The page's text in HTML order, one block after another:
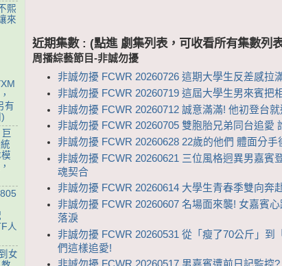
近期集數 : (點進 劇集列表，可收看所有集數列
周播綜藝節目-非誠勿擾
非誠勿擾 FCWR 20260726 這期大學生反差感拉
非誠勿擾 FCWR 20260719 這屆大學生男來賓把
非誠勿擾 FCWR 20260712 誠意滿滿! 他初登台
非誠勿擾 FCWR 20260705 雙胞胎兄弟同台追愛
非誠勿擾 FCWR 20260628 22歲的他們 體面分
非誠勿擾 FCWR 20260621 三位風格迥異男嘉賓
魂契合
非誠勿擾 FCWR 20260614 大學生青春季雙向奔
非誠勿擾 FCWR 20260607 名場面來襲! 女嘉賓
落淚
非誠勿擾 FCWR 20260531 從「瘦了70公斤」到
們這樣追愛!
熙
來
有
人
女